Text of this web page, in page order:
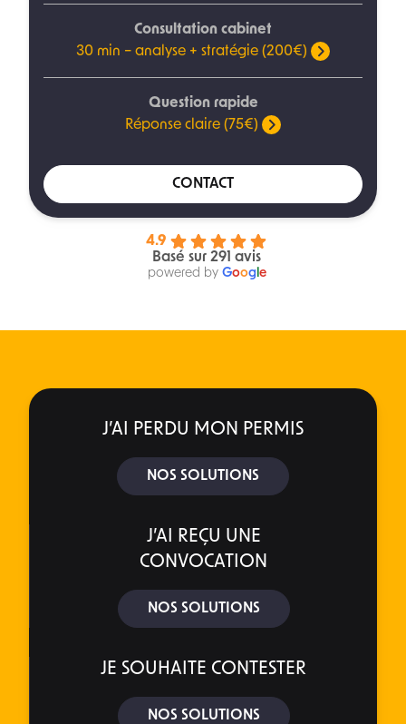
Consultation cabinet
30 min – analyse + stratégie (200€)
Question rapide
Réponse claire (75€)
CONTACT
4.9
Basé sur 291 avis
powered by Googl e
J’AI PERDU MON PERMIS
NOS SOLUTIONS
J’AI REÇU UNE
CONVOCATION
NOS SOLUTIONS
JE SOUHAITE CONTESTER
NOS SOLUTIONS